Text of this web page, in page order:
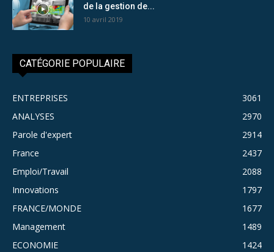
de la gestion de...
10 avril 2019
CATÉGORIE POPULAIRE
ENTREPRISES
3061
ANALYSES
2970
Parole d'expert
2914
France
2437
Emploi/Travail
2088
Innovations
1797
FRANCE/MONDE
1677
Management
1489
ECONOMIE
1424